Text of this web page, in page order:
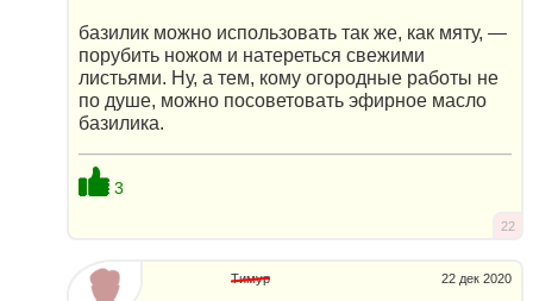
базилик можно использовать так же, как мяту, —
порубить ножом и натереться свежими
листьями. Ну, а тем, кому огородные работы не
по душе, можно посоветовать эфирное масло
базилика.
3
22
22 дек 2020
Тимур